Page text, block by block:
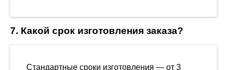
7. Какой срок изготовления заказа?
Стандартные сроки изготовления — от 3